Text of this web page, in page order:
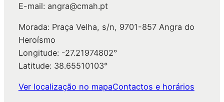
E-mail: angra@cmah.pt
Morada: Praça Velha, s/n, 9701-857 Angra do
Heroísmo
Longitude: -27.21974802°
Latitude: 38.65510103°
Ver localização no mapaContactos e horários